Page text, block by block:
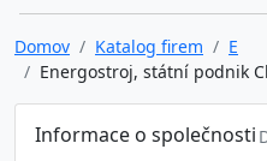
Domov Katalog firem
E
Energostroj, státní podnik
Informace o společnosti